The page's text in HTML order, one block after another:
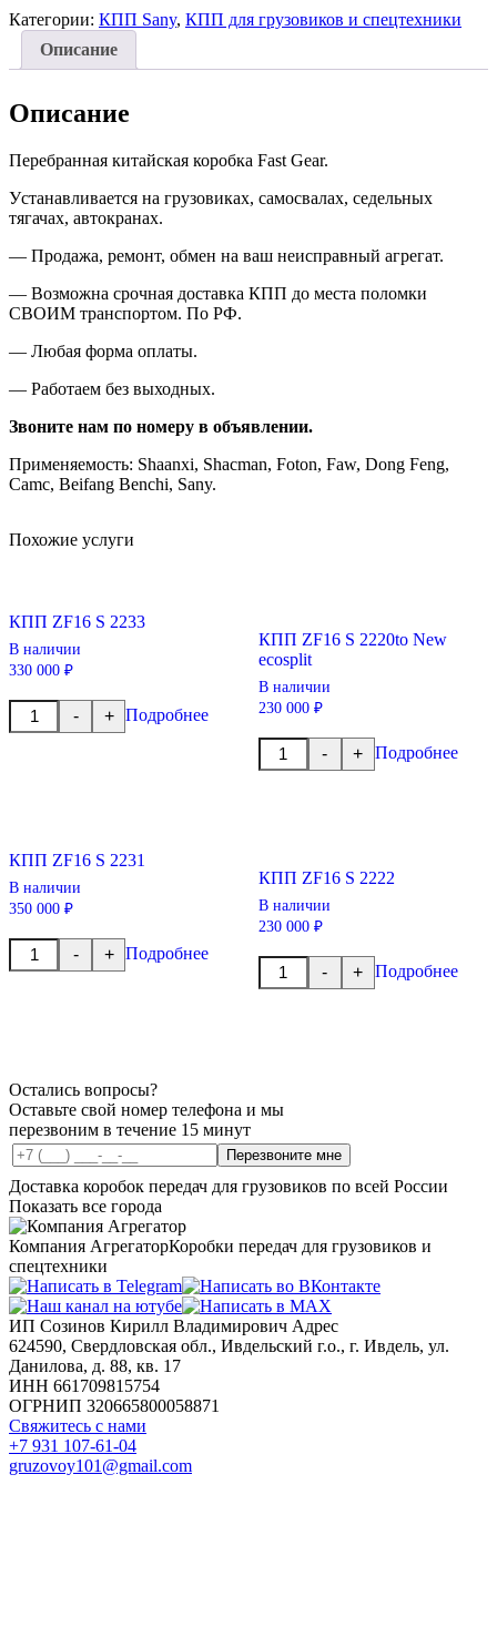
Категории: КПП Sany, КПП для грузовиков и спецтехники
Описание
Описание
Перебранная китайская коробка Fast Gear.
Устанавливается на грузовиках, самосвалах, седельных
тягачах, автокранах.
— Продажа, ремонт, обмен на ваш неисправный агрегат.
— Возможна срочная доставка КПП до места поломки
СВОИМ транспортом. По РФ.
— Любая форма оплаты.
— Работаем без выходных.
Звоните нам по номеру в объявлении.
Применяемость: Shaanxi, Shacman, Foton, Faw, Dong Feng,
Camc, Beifang Benchi, Sany.
Похожие услуги
КПП ZF16 S 2233
В наличии
330 000 ₽
-
Количество
товара
+ Подробнее
КПП ZF16 S 2220to New
ecosplit
В наличии
230 000 ₽
-
Количество
товара
ecosplit
+ Подробнее
КПП ZF16 S 2231
В наличии
350 000 ₽
-
Количество
товара
+ Подробнее
КПП ZF16 S 2222
В наличии
230 000 ₽
-
Количество
товара
+ Подробнее
Остались вопросы?
Оставьте свой номер телефона и мы
перезвоним в течение 15 минут
Перезвоните мне
Доставка коробок передач для грузовиков по всей России
Показать все города
Компания АгрегаторКоробки передач для грузовиков и
спецтехники
ИП Созинов Кирилл Владимирович Адрес
624590, Свердловская обл., Ивдельский г.о., г. Ивдель, ул.
Данилова, д. 88, кв. 17
ИНН 661709815754
ОГРНИП 320665800058871
Свяжитесь с нами
+7 931 107-61-04
gruzovoy101@gmail.com